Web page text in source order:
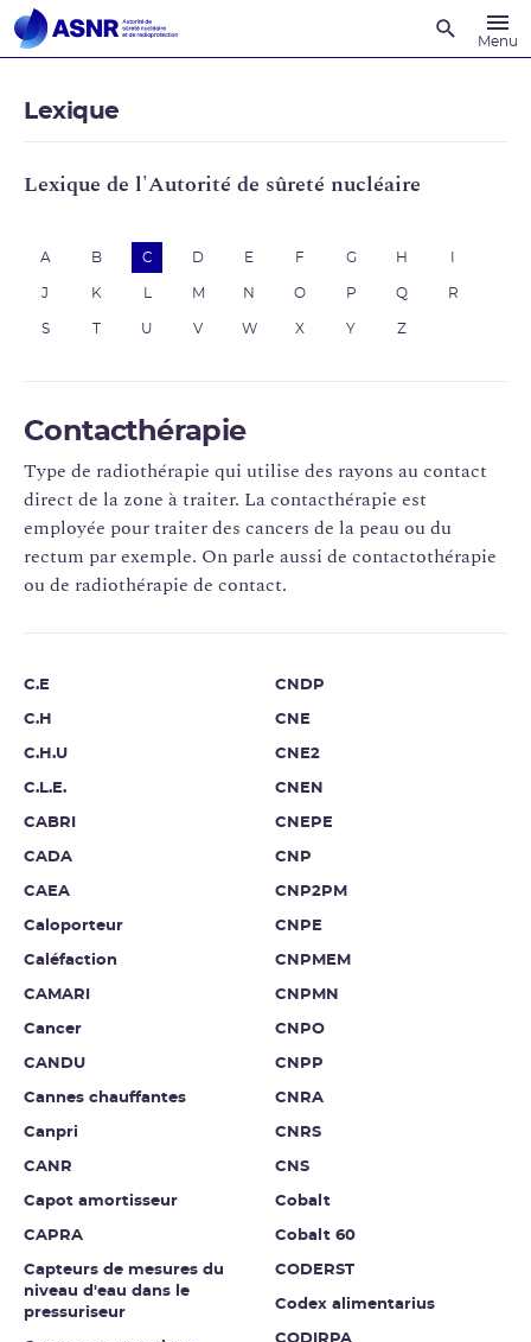
Menu
Lexique
Lexique de l'Autorité de sûreté nucléaire
A B C D E F G H
J K M N O P Q R
S U V W X Y Z
Contacthérapie
Type de radiothérapie qui utilise des rayons au contact
direct de la zone à traiter. La contacthérapie est
employée pour traiter des cancers de la peau ou du
rectum par exemple. On parle aussi de contactothérapie
ou de radiothérapie de contact.
C.E
C.H
C.H.U
C.L.E.
CABRI
CADA
CAEA
Caloporteur
Caléfaction
CAMARI
Cancer
CANDU
Cannes chauffantes
Canpri
CANR
Capot amortisseur
CAPRA
Capteurs de mesures du
niveau d'eau dans le
pressuriseur
CNDP
CNE
CNE2
CNEN
CNEPE
CNP
CNP2PM
CNPE
CNPMEM
CNPMN
CNPO
CNPP
CNRA
CNRS
CNS
Cobalt
Cobalt 60
CODERST
Codex alimentarius